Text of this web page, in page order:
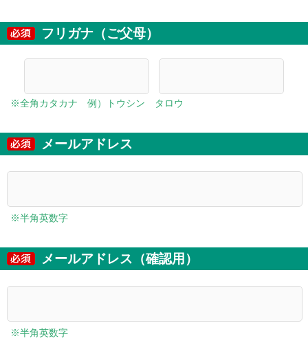
フリガナ（ご父母）
※全角カタカナ 例）トウシン タロウ
メールアドレス
※半角英数字
メールアドレス（確認用）
※半角英数字